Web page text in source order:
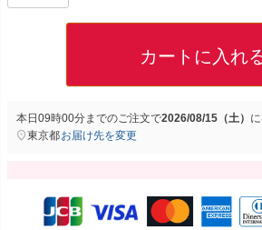
カートに入れ
本日09時00分までのご注文で2026/08/15（土） に
東京都お届け先を変更